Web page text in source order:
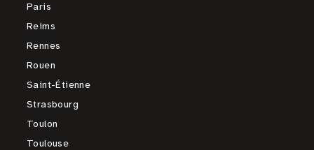
Paris
Reims
Rennes
Rouen
Saint-Étienne
Strasbourg
Toulon
Toulouse